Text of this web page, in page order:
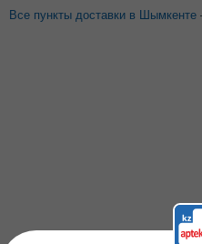
Все пункты доставки в Шымкенте